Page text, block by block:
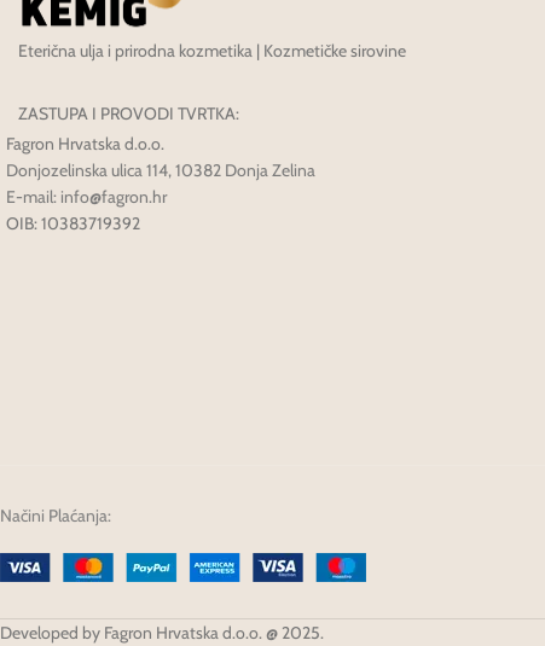
Eterična ulja i prirodna kozmetika | Kozmetičke sirovine
ZASTUPA I PROVODI TVRTKA:
Fagron Hrvatska d.o.o.
Donjozelinska ulica 114, 10382 Donja Zelina
E-mail: info@fagron.hr
OIB: 10383719392
Načini Plaćanja:
Developed by Fagron Hrvatska d.o.o. @ 2025.